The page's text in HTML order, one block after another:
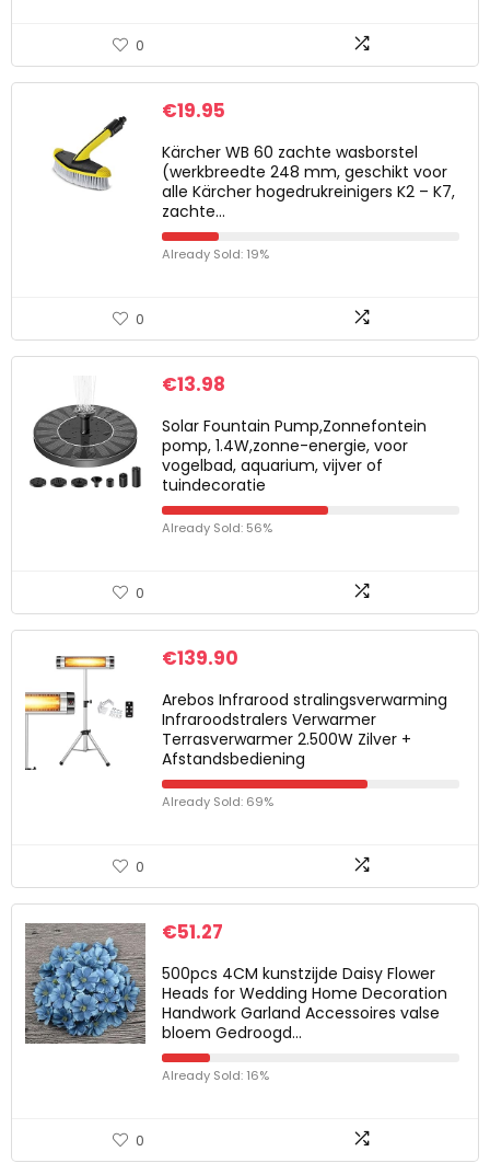
0
€19.95
Kärcher WB 60 zachte wasborstel
(werkbreedte 248 mm, geschikt voor
alle Kärcher hogedrukreinigers K2 – K7,
zachte…
Already Sold: 19%
0
€13.98
Solar Fountain Pump,Zonnefontein
pomp, 1.4W,zonne-energie, voor
vogelbad, aquarium, vijver of
tuindecoratie
Already Sold: 56%
0
€139.90
Arebos Infrarood stralingsverwarming
Infraroodstralers Verwarmer
Terrasverwarmer 2.500W Zilver +
Afstandsbediening
Already Sold: 69%
0
€51.27
500pcs 4CM kunstzijde Daisy Flower
Heads for Wedding Home Decoration
Handwork Garland Accessoires valse
bloem Gedroogd…
Already Sold: 16%
0